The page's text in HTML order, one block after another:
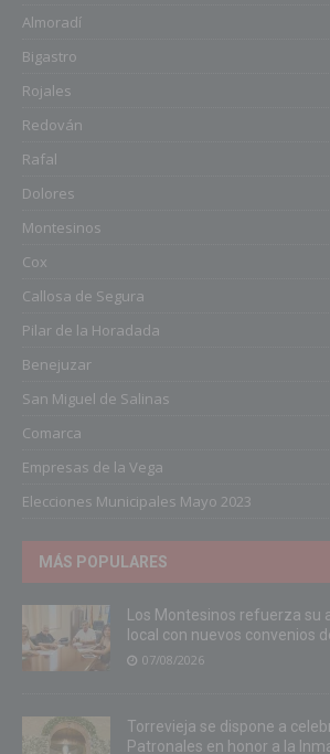
Almoradí
Bigastro
Rojales
Redován
Rafal
Dolores
Montesinos
Cox
Callosa de Segura
Pilar de la Horadada
Benejuzar
San Miguel de Salinas
Comarca
Empresas de la Vega
Elecciones Municipales Mayo 2023
MÁS POPULARES
Los Montesinos refuerza su
local con nuevos convenios
07/08/2026
Torrevieja se dispone a
Patronales en honor a la